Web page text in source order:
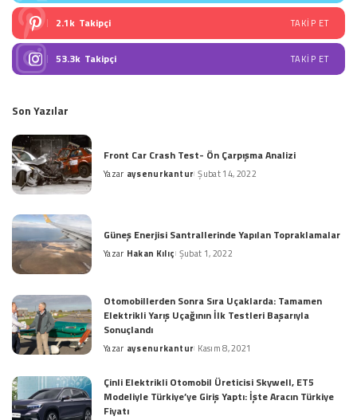
2.1k Takipçi TAKIP ET
53.3k Takipçi TAKIP ET
Son Yazılar
Front Car Crash Test- Ön Çarpışma Analizi
Posted
Yazar aysenurkantur Şubat 14, 2022
Güneş Enerjisi Santrallerinde Yapılan Topraklamalar
Posted
Yazar Hakan Kılıç Şubat 1, 2022
Otomobillerden Sonra Sıra Uçaklarda: Tamamen
Elektrikli Yarış Uçağının İlk Testleri Başarıyla
Sonuçlandı
Posted
Yazar aysenurkantur Kasım 8, 2021
Çinli Elektrikli Otomobil Üreticisi Skywell, ET5
Modeliyle Türkiye’ye Giriş Yaptı: İşte Aracın Türkiye
Fiyatı